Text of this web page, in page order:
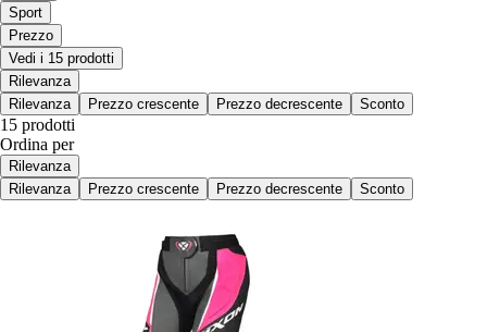
Sport
Prezzo
Vedi i 15 prodotti
Rilevanza
Rilevanza
Prezzo crescente Prezzo decrescente Sconto
15 prodotti
Ordina per
Rilevanza
Rilevanza
Prezzo crescente Prezzo decrescente Sconto